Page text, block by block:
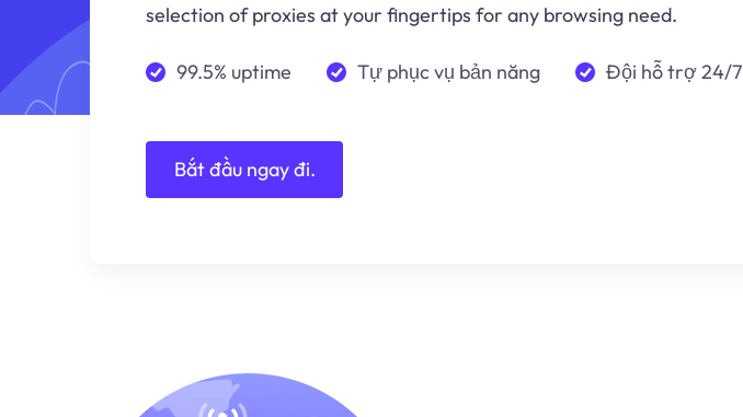
selection of proxies at your fingertips for any browsing need.
99.5% uptime Tự phục vụ bản năng Đội hỗ trợ 24/7
Bắt đầu ngay đi.